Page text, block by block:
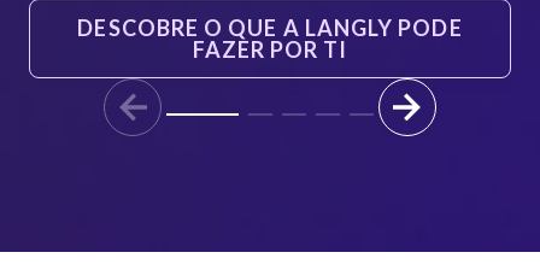
DESCOBRE O QUE A LANGLY PODE
FAZER POR TI